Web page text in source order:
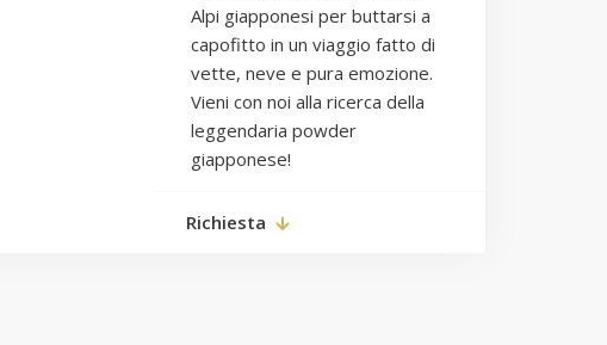
Alpi giapponesi per buttarsi a
capofitto in un viaggio fatto di
vette, neve e pura emozione.
Vieni con noi alla ricerca della
leggendaria powder
giapponese!
Richiesta